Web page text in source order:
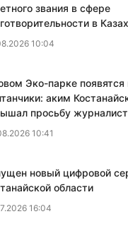
звания в сфере
в
10:04
Эко-парке появятся
аким
просьбу
10:41
новый цифровой
области
16:04